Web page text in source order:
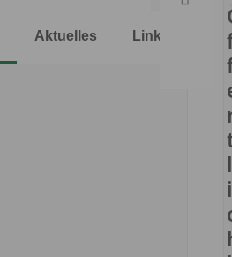
Aktuelles Links
l
i